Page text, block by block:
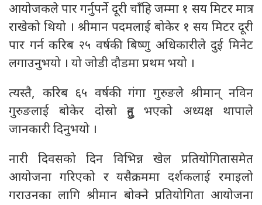
आयोजकले पार गर्नुपर्ने दूरी चाँहि जम्मा १ सय मिटर मात्र
राखेको थियो । श्रीमान पदमलाई बोकेर १ सय मिटर दूरी
पार गर्न करिब २५ वर्षकी बिष्णु अधिकारीले दुई मिनेट
लगाउनुभयो । यो जोडी दौडमा प्रथम भयो ।
त्यस्तै, करिब ६५ वर्षकी गंगा गुरुङले श्रीमान् नविन
गुरुङलाई बोकेर दोस्रो हुनु भएको अध्यक्ष थापाले
जानकारी दिनुभयो ।
नारी दिवसको दिन विभिन्न खेल प्रतियोगितासमेत
आयोजना गरिएको र यसैक्रममा दर्शकलाई रमाइलो
गराउनका लागि श्रीमान बोक्ने प्रतियोगिता आयोजना